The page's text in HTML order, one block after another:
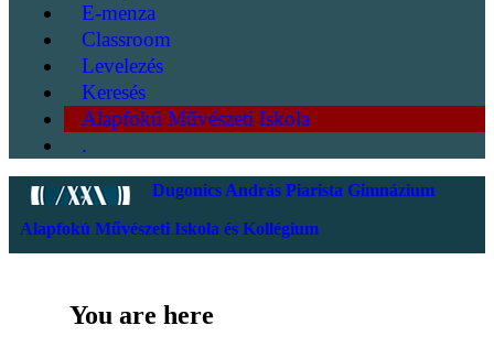
E-menza
Classroom
Levelezés
Keresés
Alapfokú Művészeti Iskola
.
Dugonics András Piarista Gimnázium
Alapfokú Művészeti Iskola és Kollégium
You are here